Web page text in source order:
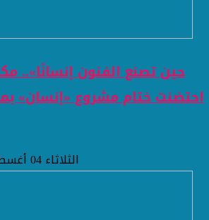
الثلاثاء 04 أغسطس 2026 10:30 مساءً